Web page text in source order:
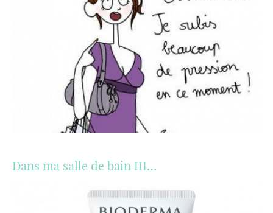
Dans ma salle de bain III…